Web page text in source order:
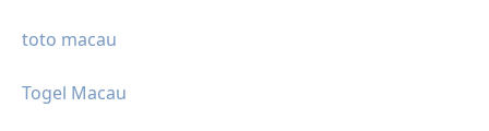
toto macau
Togel Macau